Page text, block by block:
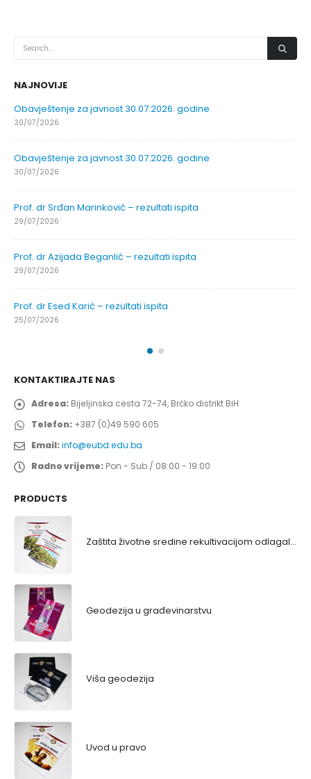
NAJNOVIJE
Obavještenje za javnost 30.07.2026. godine
30/07/2026
Obavještenje za javnost 30.07.2026. godine
30/07/2026
Prof. dr Srđan Marinković – rezultati ispita
29/07/2026
Prof. dr Azijada Beganlić – rezultati ispita
29/07/2026
Prof. dr Esed Karić – rezultati ispita
25/07/2026
KONTAKTIRAJTE NAS
Adresa: Bijeljinska cesta 72-74, Brčko distrikt BiH
Telefon: +387 (0)49 590 605
Email:info@eubd.edu.ba
Radno vrijeme: Pon - Sub / 08:00 - 19:00
PRODUCTS
Zaštita životne sredine rekultivacijom odlagališta
Geodezija u građevinarstvu
Viša geodezija
Uvod u pravo